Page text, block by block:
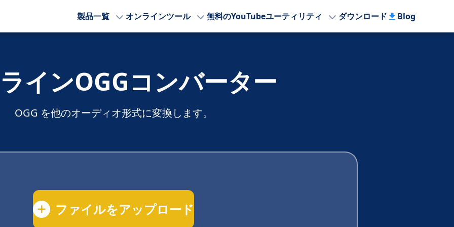
製品一覧 オンラインツール 無料のYouTubeユーティリティ ダウンロード Blog
インOGGコンバーター
OGG を他のオーディオ形式に変換します。
ファイルをアップロード